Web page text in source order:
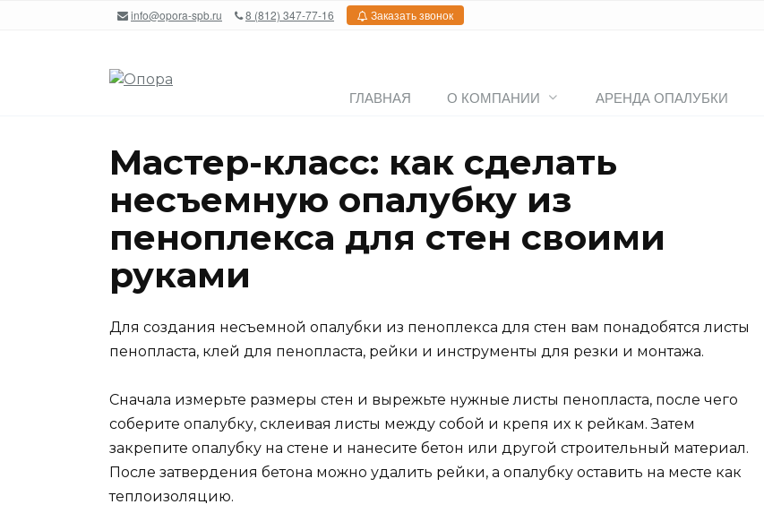
info@opora-spb.ru 8 (812) 347-77-16 Заказать звонок
ГЛАВНАЯ О КОМПАНИИ АРЕНДА ОПАЛУБКИ
Мастер-класс: как сделать
несъемную опалубку из
пеноплекса для стен своими
руками
Для создания несъемной опалубки из пеноплекса для стен вам понадобятся листы
пенопласта, клей для пенопласта, рейки и инструменты для резки и монтажа.
Сначала измерьте размеры стен и вырежьте нужные листы пенопласта, после чего
соберите опалубку, склеивая листы между собой и крепя их к рейкам. Затем
закрепите опалубку на стене и нанесите бетон или другой строительный материал.
После затвердения бетона можно удалить рейки, а опалубку оставить на месте как
теплоизоляцию.